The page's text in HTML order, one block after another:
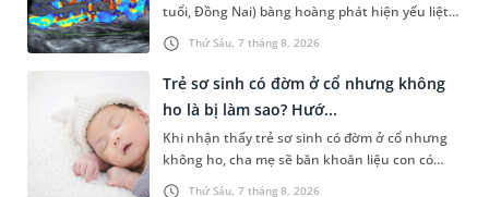
Thứ Sáu, 7 tháng 8, 2026
tuổi, Đồng Nai) bàng hoàng phát hiện yếu liệt 2
chân, không thể vận động đi lại được. Kết quả
thăm khám tại Phòng...
Thứ Sáu, 7 tháng 8, 2026
Trẻ sơ sinh có đờm ở cổ nhưng không
ho là bị làm sao? Hướ...
Khi nhận thấy trẻ sơ sinh có đờm ở cổ nhưng
không ho, cha mẹ sẽ băn khoăn liệu con có
đang mắc bệnh đường hô hấp hay không.